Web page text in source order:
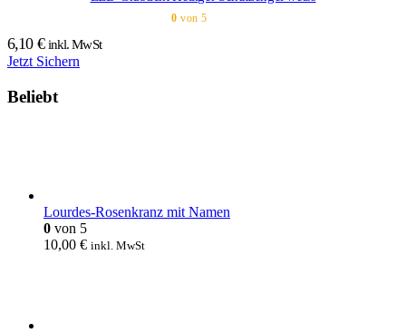
0 von 5
6,10 € inkl. MwSt
Jetzt Sichern
Beliebt
Lourdes-Rosenkranz mit Namen
0 von 5
10,00 € inkl. MwSt